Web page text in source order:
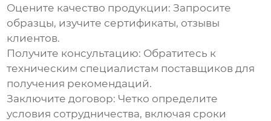
Оцените качество продукции: Запросите
образцы, изучите сертификаты, отзывы
клиентов.
Получите консультацию: Обратитесь к
техническим специалистам поставщиков для
получения рекомендаций.
Заключите договор: Четко определите
условия сотрудничества, включая сроки